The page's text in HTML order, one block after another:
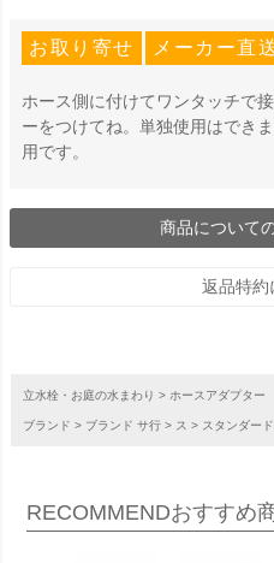
お取り寄せ メーカー直
ホース側に付けてワンタッチで
ーをつけてね。単独使用はでき
用です。
商品について
返品特約
立水栓・お庭の水まわり ホースアダプター
ブランド ブランド サ行 ス スタンダー
RECOMMENDおすすめ